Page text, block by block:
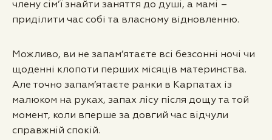
члену сім’ї знайти заняття до душі, а мамі –
приділити час собі та власному відновленню.
Можливо, ви не запам’ятаєте всі безсонні ночі чи
щоденні клопоти перших місяців материнства.
Але точно запам’ятаєте ранки в Карпатах із
малюком на руках, запах лісу після дощу та той
момент, коли вперше за довгий час відчули
справжній спокій.